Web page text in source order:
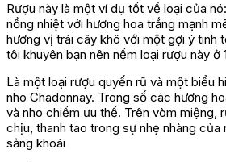
Rượu này là một ví dụ tốt về loại của
nồng nhiệt với hương hoa trắng mạnh
hương vị trái cây khô với một gợi ý tinh
tôi khuyên bạn nên nếm loại rượu này ở
Là một loại rượu quyến rũ và một biểu
nho Chadonnay. Trong số các hương
và nho chiếm ưu thế. Trên vòm miệng,
chịu, thanh tao trong sự nhẹ nhàng của
sảng khoái